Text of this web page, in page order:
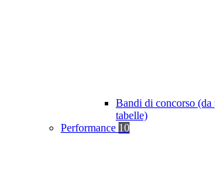
Bandi di concorso (da
tabelle)
Performance 10